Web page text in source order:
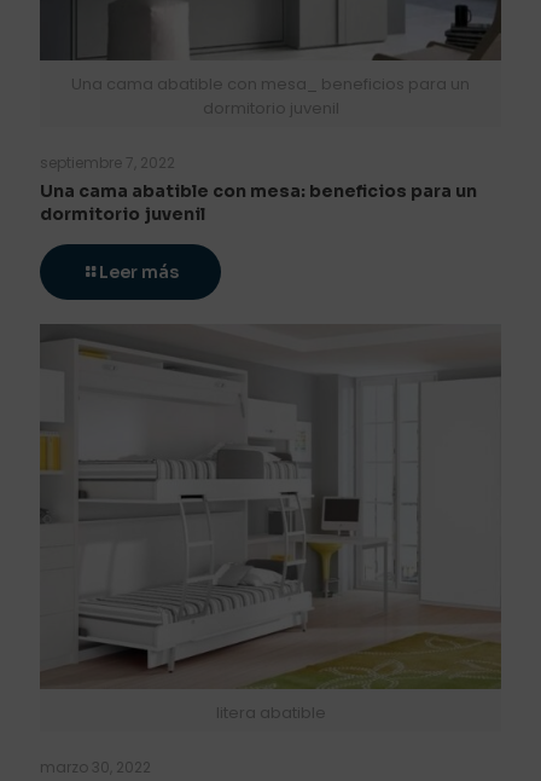
Una cama abatible con mesa_ beneficios para un
dormitorio juvenil
septiembre 7, 2022
Una cama abatible con mesa: beneficios para un
dormitorio juvenil
Leer más
litera abatible
marzo 30, 2022